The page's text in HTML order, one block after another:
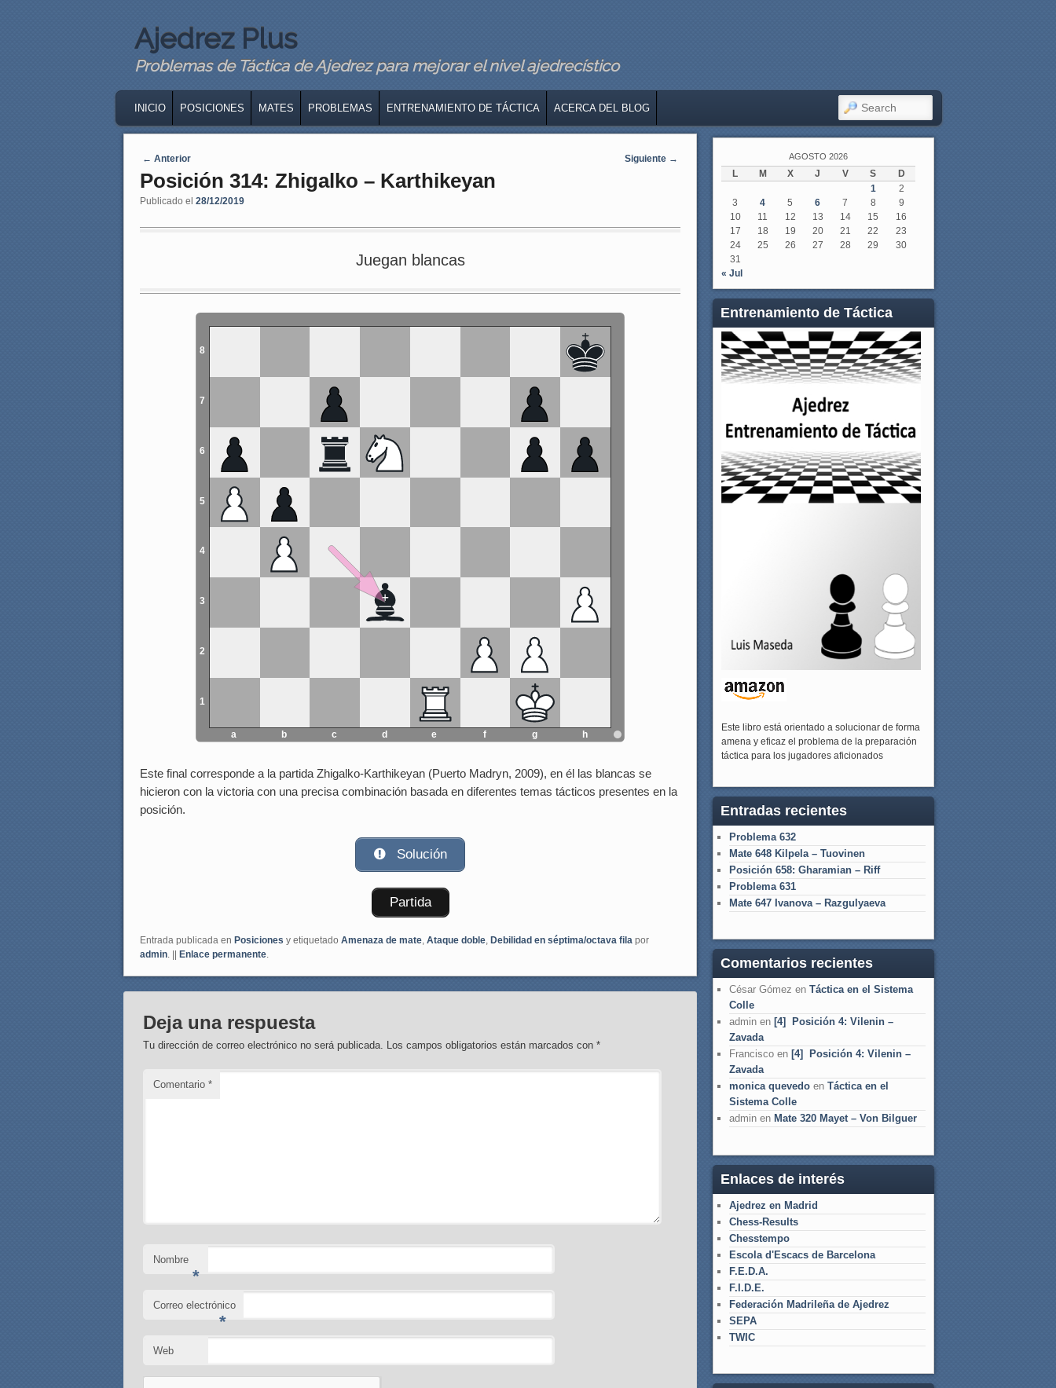
Ajedrez Plus
Problemas de Táctica de Ajedrez para mejorar el nivel ajedrecístico
SKIP TO PRIMARY CONTENT
SKIP TO SECONDARY CONTENT
INICIO POSICIONES MATES PROBLEMAS ENTRENAMIENTO DE TÁCTICA ACERCA DEL BLOG SEARCH
Navegaci�n de entradas
← Anterior Siguiente →
Posición 314: Zhigalko – Karthikeyan
Publicado el 28/12/2019
Juegan blancas
8
7
6
5
4
3
2
1
a b c d e f g h
Este final corresponde a la partida Zhigalko-Karthikeyan (Puerto Madryn, 2009), en él las blancas se
hicieron con la victoria con una precisa combinación basada en diferentes temas tácticos presentes en la
posición.
Solución
Partida
Entrada publicada en Posiciones y etiquetado Amenaza de mate, Ataque doble, Debilidad en séptima/octava fila por
admin. || Enlace permanente.
Deja una respuesta
Tu dirección de correo electrónico no será publicada. Los campos obligatorios están marcados con*
Comentario*
Nombre
*
Correo electrónico
*
Web
AGOSTO 2026
L M X J V S
D
1
2
3
4 5 6 7 8
9
10
11 12 13 14 15
16
17
18 19 20 21 22
23
24
25 26 27 28 29
30
31
« Jul
Entrenamiento de Táctica
Este libro está orientado a solucionar de forma
amena y eficaz el problema de la preparación
táctica para los jugadores aficionados
Entradas recientes
Problema 632
Mate 648 Kilpela – Tuovinen
Posición 658: Gharamian – Riff
Problema 631
Mate 647 Ivanova – Razgulyaeva
Comentarios recientes
César Gómez en Táctica en el Sistema
Colle
admin en [4] Posición 4: Vilenin –
Zavada
Francisco en [4] Posición 4: Vilenin –
Zavada
monica quevedo en Táctica en el
Sistema Colle
admin en Mate 320 Mayet – Von Bilguer
Enlaces de interés
Ajedrez en Madrid
Chess-Results
Chesstempo
Escola d'Escacs de Barcelona
F.E.D.A.
F.I.D.E.
Federación Madrileña de Ajedrez
SEPA
TWIC